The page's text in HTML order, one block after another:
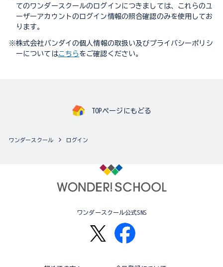
てのワンダースクールのログインにつきましては、これらのユ
ーザーアカウントのログイン情報の照合確認のみを使用してお
ります。
※株式会社バンダイの個人情報の取扱い及びプライバシーポリシ
ーについてはこちら をご確認ください。
TOPページにもどる
ワンダースクール ログイン
ワンダースクール公式SNS